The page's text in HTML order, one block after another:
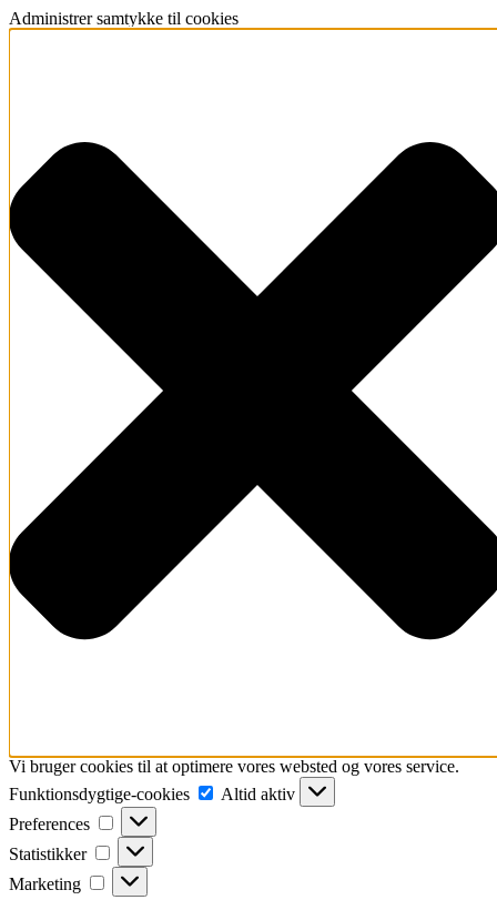
Administrer samtykke til cookies
Vi bruger cookies til at optimere vores websted og vores service.
Funktionsdygtige-cookies
Funktionsdygtige-
cookies
Altid aktiv
Preferences
Preferences
Statistikker Statistikker
Marketing Marketing